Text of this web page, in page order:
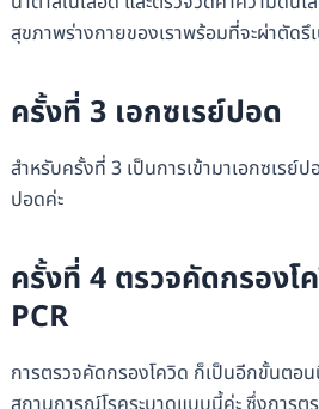
สุขภาพร่างกายของเราพร้อมที่จะผ่าตัดรึ
ครั้งที่ 3 เอกซเรย์ปอด
สำหรับครั้งที่ 3 เป็นการเข้ามาเอกซเรย์
ปอดค่ะ
ครั้งที่ 4 ตรวจคัดกรองโ
PCR
การตรวจคัดกรองโควิด ก็เป็นอีกขั้นตอน